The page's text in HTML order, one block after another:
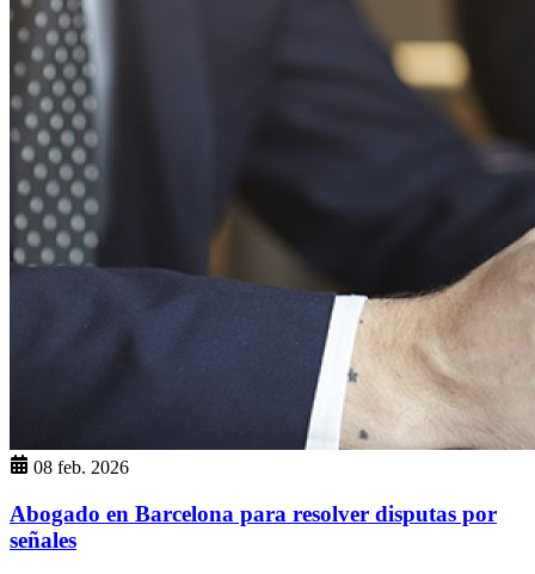
08 feb. 2026
Abogado en Barcelona para resolver disputas por
señales